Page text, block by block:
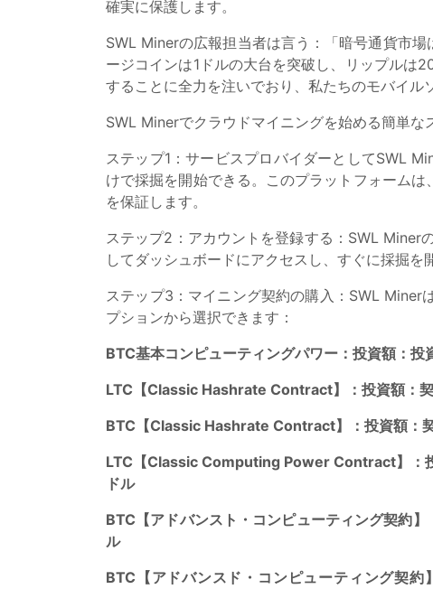
確実に保護します。
SWL Minerの広報担当者は言う：「暗号通貨市
ージコインは1ドルの大台を突破し、リップルは
することに全力を注いでおり、私たちのモバイ
SWL Minerでクラウドマイニングを始める簡単な
ステップ1：サービスプロバイダーとしてSWL
けで採掘を開始できる。このプラットフォーム
を保証します。
ステップ2：アカウントを登録する：SWL Miner
してダッシュボードにアクセスし、すぐに採掘を
ステップ3：マイニング契約の購入：SWL Miner
プションから選択できます：
BTC基本コンピューティングパワー：投資額：
LTC【Classic Hashrate Contract】：投資額：
BTC【Classic Hashrate Contract】：投資額：
LTC【Classic Computing Power Contract】：
ドル
BTC【アドバンスト・コンピューティング契約
ル
BTC【アドバンスド・コンピューティング契